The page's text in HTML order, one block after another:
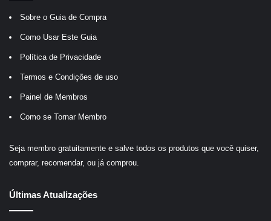
Sobre o Guia de Compra
Como Usar Este Guia
Política de Privacidade
Termos e Condições de uso
Painel de Membros
Como se Tornar Membro
Seja membro gratuitamente e salve todos os produtos que você quiser,
comprar, recomendar, ou já comprou.
Últimas Atualizações